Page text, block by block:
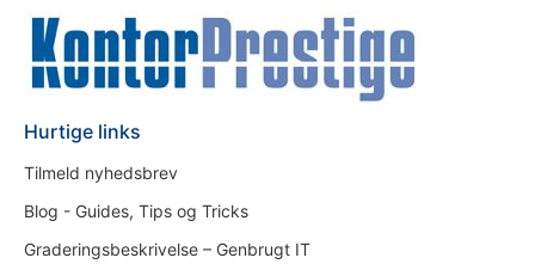
Hurtige links
Tilmeld nyhedsbrev
Blog - Guides, Tips og Tricks
Graderingsbeskrivelse – Genbrugt IT